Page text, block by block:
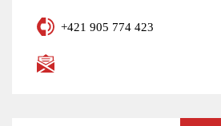
+421 905 774 423